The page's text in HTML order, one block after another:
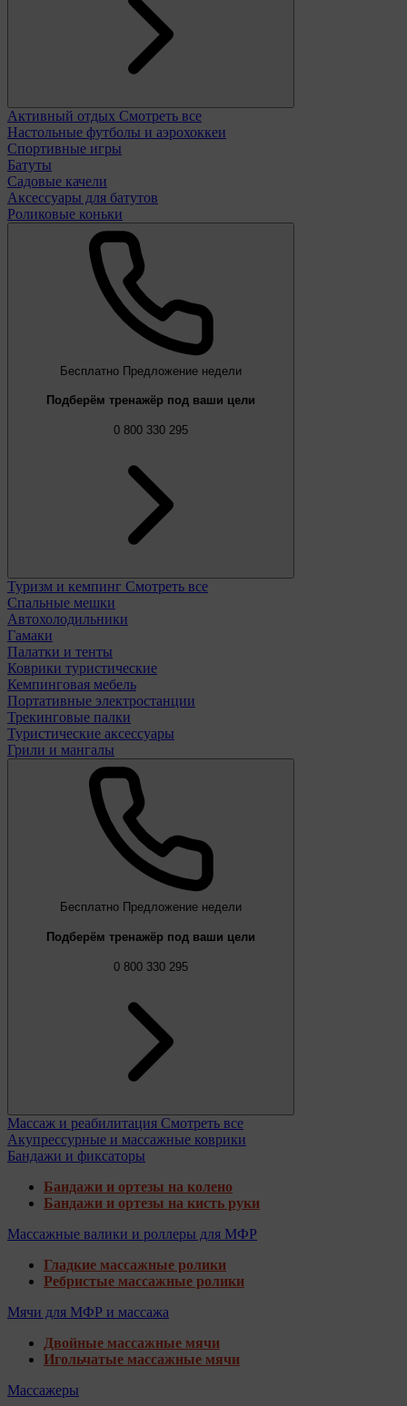
Активный отдых Смотреть все
Настольные футболы и аэрохоккеи
Спортивные игры
Батуты
Садовые качели
Аксессуары для батутов
Роликовые коньки
Бесплатно Предложение недели
Подберём тренажёр под ваши цели
0 800 330 295
Туризм и кемпинг Смотреть все
Спальные мешки
Автохолодильники
Гамаки
Палатки и тенты
Коврики туристические
Кемпинговая мебель
Портативные электростанции
Трекинговые палки
Туристические аксессуары
Грили и мангалы
Бесплатно Предложение недели
Подберём тренажёр под ваши цели
0 800 330 295
Массаж и реабилитация Смотреть все
Акупрессурные и массажные коврики
Бандажи и фиксаторы
Бандажи и ортезы на колено
Бандажи и ортезы на кисть руки
Массажные валики и роллеры для МФР
Гладкие массажные ролики
Ребристые массажные ролики
Мячи для МФР и массажа
Двойные массажные мячи
Игольчатые массажные мячи
Массажеры